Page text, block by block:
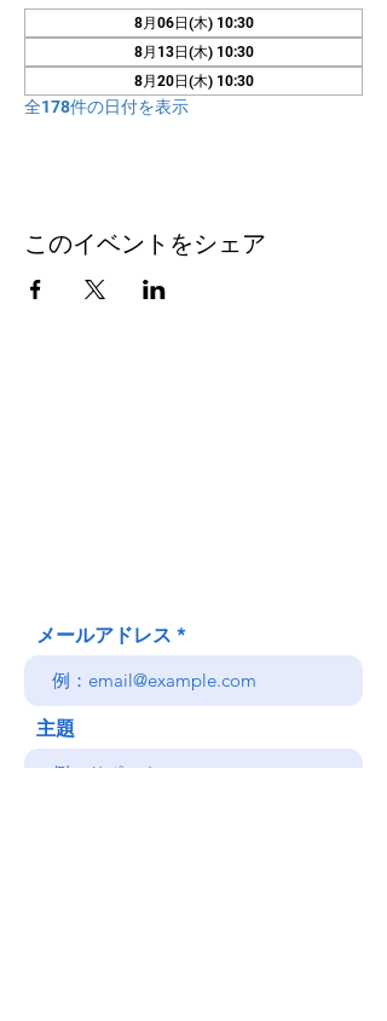
8月06日(木) 10:30
8月13日(木) 10:30
8月20日(木) 10:30
全178件の日付を表示
このイベントをシェア
メールアドレス
主題